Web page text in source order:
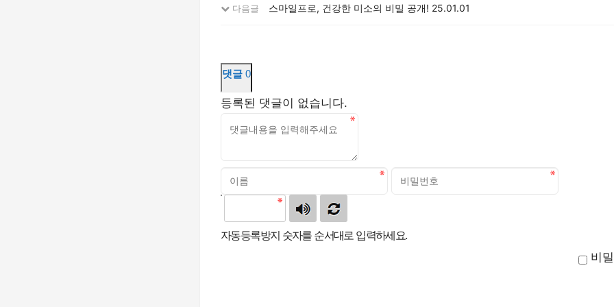
다음글 스마일프로, 건강한 미소의 비밀 공개! 25.01.01
댓글 0
등록된 댓글이 없습니다.
자동등록방지 숫자를 순서대로 입력하세요.
비